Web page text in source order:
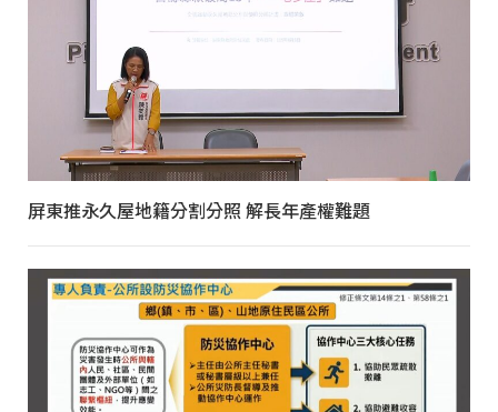
屏東推永久屋地籍分割分照 解長年產權難題